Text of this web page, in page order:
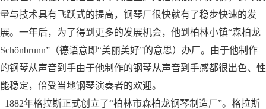
量与技术具有飞跃式的提高，钢琴厂很快就有了稳步快速的发
展。一年后，为了得到更多的发展机会，他到柏林小镇“森柏龙
Schönbrunn”（德语意即“美丽美好”的意思）办厂。由于他制作
的钢琴从声音到手由于他制作的钢琴从声音到手感都很出色、性
能稳定，倍受当地钢琴演奏者的欢迎。
1882年格拉斯正式创立了“柏林市森柏龙钢琴制造厂”。格拉斯